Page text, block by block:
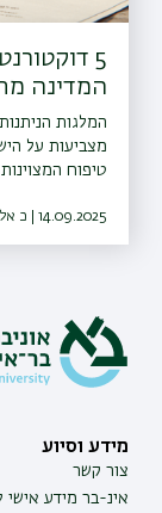
5
המדינה מתוך 17
המלגות
מצביעות על
טיפוח
14.09.2025 | כ אלול
מידע וסיוע
צור קשר
אינ-בר מידע אישי